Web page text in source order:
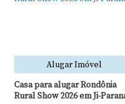
Alugar Imóvel
Casa para alugar Rondônia
Rural Show 2026 em Ji-